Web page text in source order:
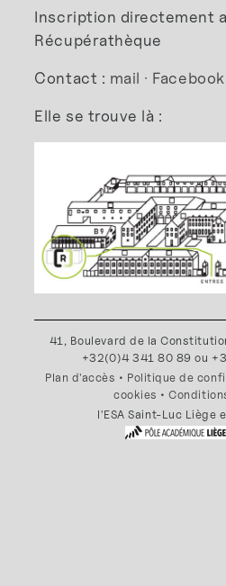
Inscription directement
Récupérathèque
Contact : mail · Facebook
Elle se trouve là :
41, Boulevard de la
+32(0)4 341 80 89 ou
Plan d'accès • Politique de
cookies •
l'ESA Saint-Luc Liège